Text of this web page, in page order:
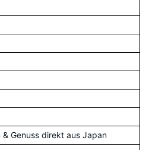
Genuss direkt aus Japan